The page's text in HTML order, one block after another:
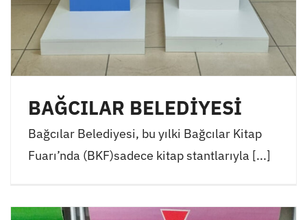
BAĞCILAR BELEDİYESİ
Bağcılar Belediyesi, bu yılki Bağcılar Kitap
Fuarı’nda (BKF)sadece kitap stantlarıyla [...]